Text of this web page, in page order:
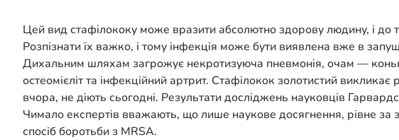
Цей вид стафілококу може вразити абсолютно здорову людину, і
Розпізнати їх важко, і тому інфекція може бути виявлена вже в
Дихальним шляхам загрожує некротизуюча пневмонія, очам —
остеомієлітта інфекційний артрит. Стафілокок золотистий
вчора, не діють сьогодні. Результати досліджень науковців
Чимало експертів вважають, що лише наукове досягнення, рівне за
спосіб боротьби з MRSA.